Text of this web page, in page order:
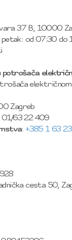
37 B, 10000
od 07:30 do
potrošača
Zagreb
63 22 409
:+385 1 63
cesta 50,